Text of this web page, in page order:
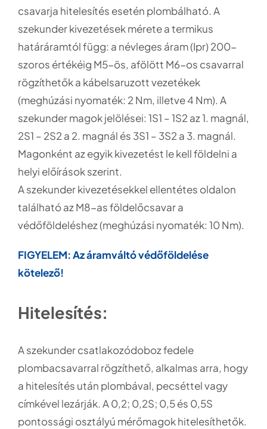
csavarja hitelesítés esetén plombálható. A
szekunder kivezetések mérete a termikus
határáramtól függ: a névleges áram (Ipr) 200-
szoros értékéig M5-ös, afölött M6-os csavarral
rögzíthetők a kábelsaruzott vezetékek
(meghúzási nyomaték: 2 Nm, illetve 4 Nm). A
szekunder magok jelölései: 1S1 – 1S2 az 1. magnál,
2S1 – 2S2 a 2. magnál és 3S1 – 3S2 a 3. magnál.
Magonként az egyik kivezetést le kell földelni a
helyi előírások szerint.
A szekunder kivezetésekkel ellentétes oldalon
található az M8-as földelőcsavar a
védőföldeléshez (meghúzási nyomaték: 10 Nm).
FIGYELEM: Az áramváltó védőföldelése
kötelező!
Hitelesítés:
A szekunder csatlakozódoboz fedele
plombacsavarral rögzíthető, alkalmas arra, hogy
a hitelesítés után plombával, pecséttel vagy
címkével lezárják. A 0,2; 0,2S; 0,5 és 0,5S
pontossági osztályú mérőmagok hitelesíthetők.